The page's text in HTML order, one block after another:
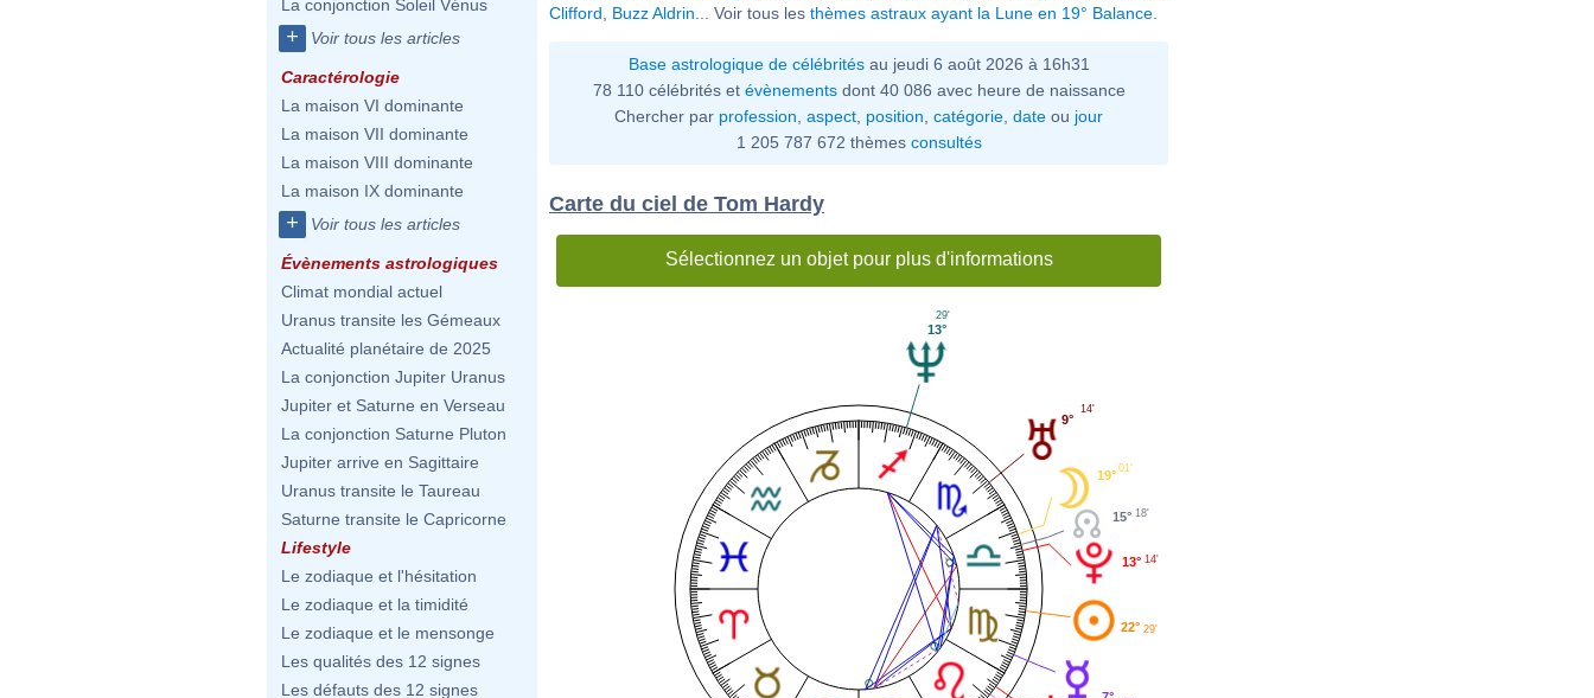
La conjonction Soleil Vénus
+ Voir tous les articles
Caractérologie
La maison VI dominante
La maison VII dominante
La maison VIII dominante
La maison IX dominante
+ Voir tous les articles
Évènements astrologiques
Climat mondial actuel
Uranus transite les Gémeaux
Actualité planétaire de 2025
La conjonction Jupiter Uranus
Jupiter et Saturne en Verseau
La conjonction Saturne Pluton
Jupiter arrive en Sagittaire
Uranus transite le Taureau
Saturne transite le Capricorne
Lifestyle
Le zodiaque et l'hésitation
Le zodiaque et la timidité
Le zodiaque et le mensonge
Les qualités des 12 signes
Les défauts des 12 signes
Clifford
Buzz Aldrin ... Voir tous les thèmes astraux ayant la Lune en 19° Balance
Base astrologique de célébritésau jeudi 6 août 2026 à 16h31
78 110 célébrités et évènementsdont 40 086 avec heure de naissance
Chercher par profession aspect position catégorie date ou jour
1 205 787 672 thèmes consultés
Carte du ciel de Tom Hardy
Sélectionnez un objet pour plus d'informations
13° 14'
15° 18'
19° 01'
9°
14'
13°
29'
22° 29'